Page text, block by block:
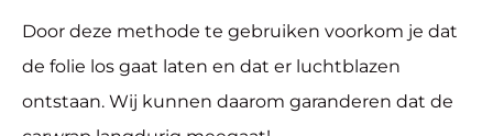
Door deze methode te gebruiken voorkom je dat
de folie los gaat laten en dat er luchtblazen
ontstaan. Wij kunnen daarom garanderen dat de